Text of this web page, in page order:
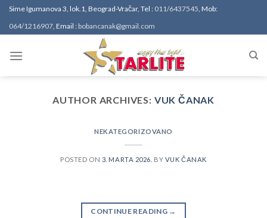
Skip
content
Sime Igumanova 3, lok.1, Beograd-Vračar, Tel : 011/6437545, Mob:
064/1216907, Email : bobancanak@gmail.com
AUTHOR ARCHIVES: VUK ČANAK
NEKATEGORIZOVANO
POSTED ON 3. MARTA 2026. BY VUK ČANAK
CONTINUE READING →